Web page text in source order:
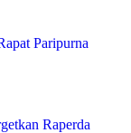
Paripurna
Raperda